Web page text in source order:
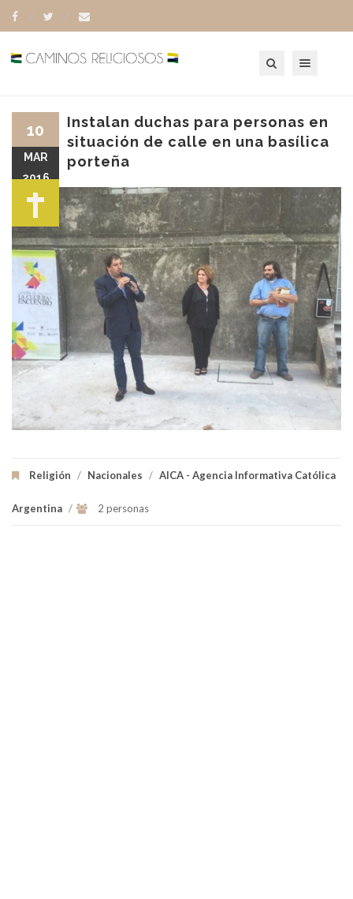
Instalan duchas para personas en
situación de calle en una basílica
porteña
Religión / Nacionales / AICA - Agencia Informativa Católica
Argentina / 2 personas
10
MAR
2016